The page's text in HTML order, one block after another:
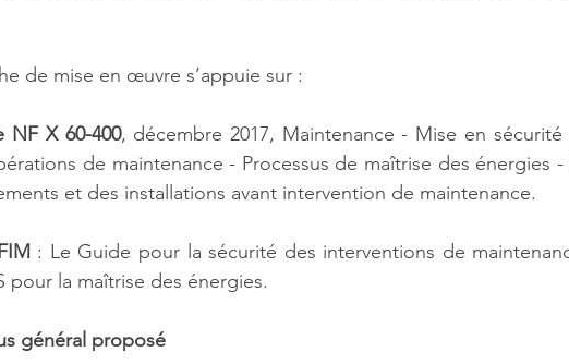
de mise en œuvre s’appuie sur :
NF X 60-400, décembre 2017, Maintenance - Mise en sécurité
de maintenance - Processus de maîtrise des énergies
et des installations avant intervention de maintenance.
: Le Guide pour la sécurité des interventions de
pour la maîtrise des énergies.
général proposé